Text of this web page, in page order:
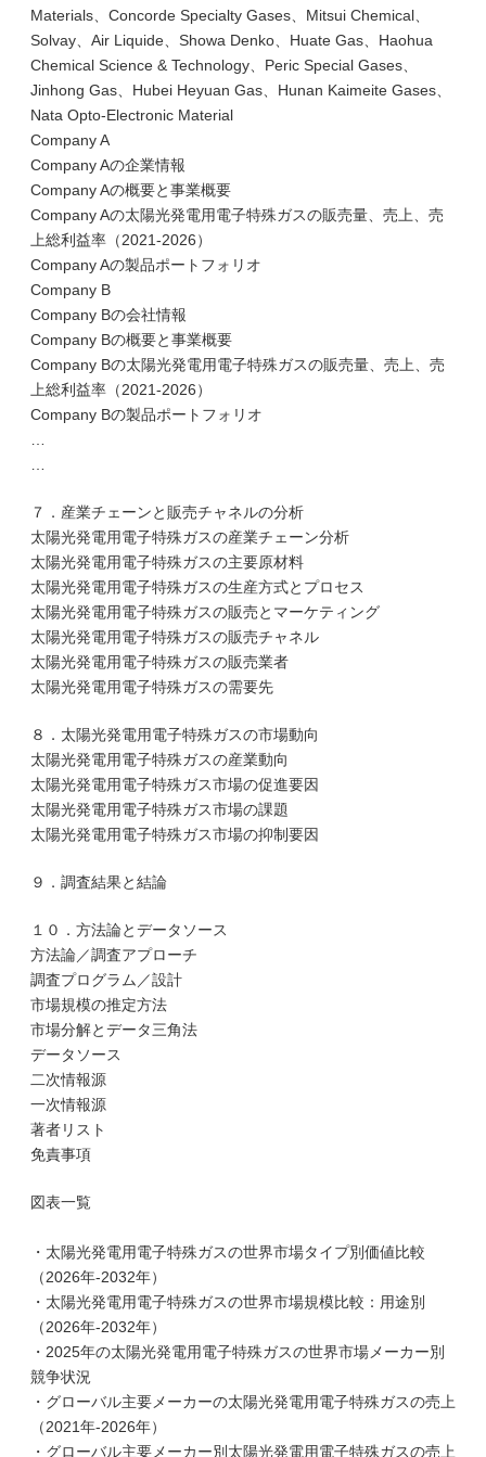
Materials、Concorde Specialty Gases、Mitsui Chemical、
Solvay、Air Liquide、Showa Denko、Huate Gas、Haohua
Chemical Science & Technology、Peric Special Gases、
Jinhong Gas、Hubei Heyuan Gas、Hunan Kaimeite Gases、
Nata Opto-Electronic Material
Company A
Company Aの企業情報
Company Aの概要と事業概要
Company Aの太陽光発電用電子特殊ガスの販売量、売上、売
上総利益率（2021-2026）
Company Aの製品ポートフォリオ
Company B
Company Bの会社情報
Company Bの概要と事業概要
Company Bの太陽光発電用電子特殊ガスの販売量、売上、売
上総利益率（2021-2026）
Company Bの製品ポートフォリオ
７．産業チェーンと販売チャネルの分析
太陽光発電用電子特殊ガスの産業チェーン分析
太陽光発電用電子特殊ガスの主要原材料
太陽光発電用電子特殊ガスの生産方式とプロセス
太陽光発電用電子特殊ガスの販売とマーケティング
太陽光発電用電子特殊ガスの販売チャネル
太陽光発電用電子特殊ガスの販売業者
太陽光発電用電子特殊ガスの需要先
８．太陽光発電用電子特殊ガスの市場動向
太陽光発電用電子特殊ガスの産業動向
太陽光発電用電子特殊ガス市場の促進要因
太陽光発電用電子特殊ガス市場の課題
太陽光発電用電子特殊ガス市場の抑制要因
９．調査結果と結論
１０．方法論とデータソース
方法論／調査アプローチ
調査プログラム／設計
市場規模の推定方法
市場分解とデータ三角法
データソース
二次情報源
一次情報源
著者リスト
免責事項
図表一覧
・太陽光発電用電子特殊ガスの世界市場タイプ別価値比較
（2026年-2032年）
・太陽光発電用電子特殊ガスの世界市場規模比較：用途別
（2026年-2032年）
・2025年の太陽光発電用電子特殊ガスの世界市場メーカー別
競争状況
・グローバル主要メーカーの太陽光発電用電子特殊ガスの売上
（2021年-2026年）
・グローバル主要メーカー別太陽光発電用電子特殊ガスの売上